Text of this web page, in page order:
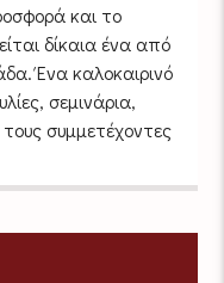
και το
δίκαια ένα από
Ένα καλοκαιρινό
σεμινάρια,
συμμετέχοντες